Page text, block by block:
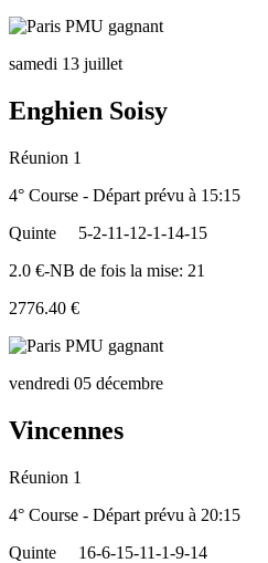
samedi 13 juillet
Enghien Soisy
Réunion 1
4° Course - Départ prévu à 15:15
Quinte
5-2-11-12-1-14-15
2.0 €-NB de fois la mise: 21
2776.40 €
vendredi 05 décembre
Vincennes
Réunion 1
4° Course - Départ prévu à 20:15
Quinte
16-6-15-11-1-9-14